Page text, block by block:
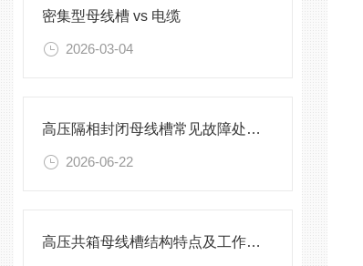
密集型母线槽 vs 电缆
2026-03-04
高压隔相封闭母线槽常见故障处理方案
2026-06-22
高压共箱母线槽结构特点及工作原理